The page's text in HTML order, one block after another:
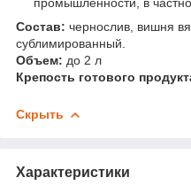
Состав: чернослив, вишня
сублимированный.
Объем: до 2 л
Крепость готового
Скрыть
Характеристики